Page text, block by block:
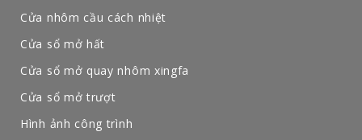
Cửa nhôm cầu cách nhiệt
Cửa sổ mở hất
Cửa sổ mở quay nhôm xingfa
Cửa sổ mở trượt
Hình ảnh công trình